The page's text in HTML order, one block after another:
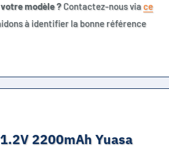
modèle ?Contactez-nous viace
à identifier la bonne référence
2200mAh Yuasa